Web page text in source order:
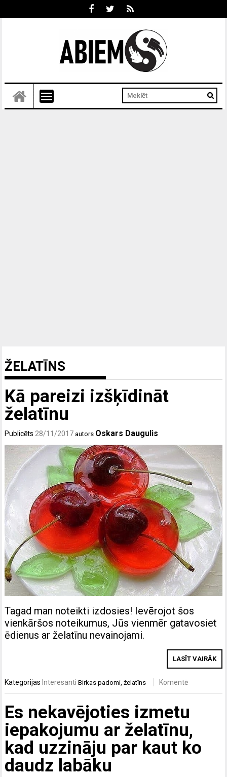
ŽELATĪNS
Kā pareizi izšķīdināt
želatīnu
Publicēts 28/11/2017 autors Oskars Daugulis
Tagad man noteikti izdosies! Ievērojot šos
vienkāršos noteikumus, Jūs vienmēr gatavosiet
ēdienus ar želatīnu nevainojami.
LASĪT VAIRĀK
Kategorijas Interesanti Birkaspadomi ,želatīns Komentē
Es nekavējoties izmetu
iepakojumu ar želatīnu,
kad uzzināju par kaut ko
daudz labāku